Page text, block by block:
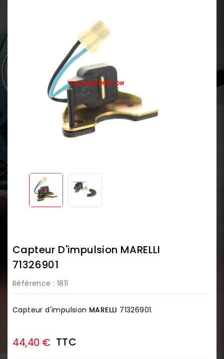
Capteur D'impulsion MARELLI
71326901
Référence : 1811
Capteur d'impulsion MARELLI 71326901.
44,40 € TTC